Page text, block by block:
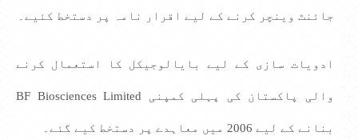
جائنٹ وینچر کرنے کے لیے اقرار نامہ پر دستخط کئیے۔
ادویات سازی کے لیے بایالوجیکل کا استعمال کرنے
والی پاکستان کی پہلی کمپنی BF Biosciences Limited
بنانے کے لیے 2006 میں معاہدے پر دستخط کیے گئے۔